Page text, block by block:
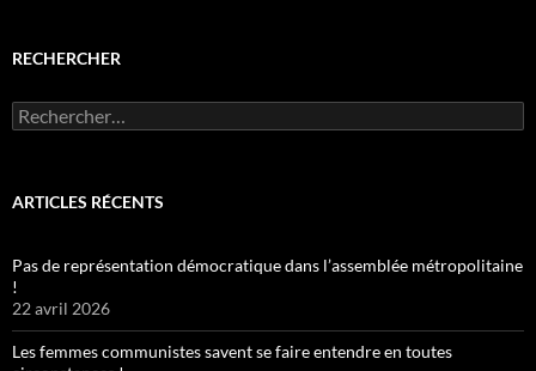
RECHERCHER
Rechercher :
ARTICLES RÉCENTS
Pas de représentation démocratique dans l’assemblée métropolitaine
!
22 avril 2026
Les femmes communistes savent se faire entendre en toutes